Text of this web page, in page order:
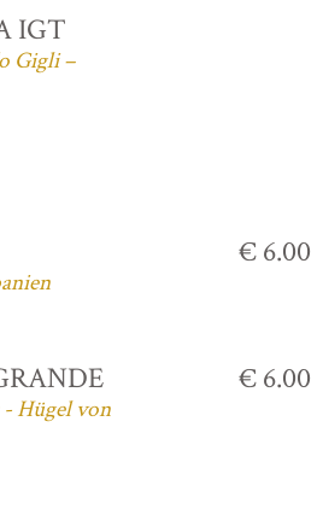
IGT
Gigli –
€ 6.00
Hügel von
€ 6.00